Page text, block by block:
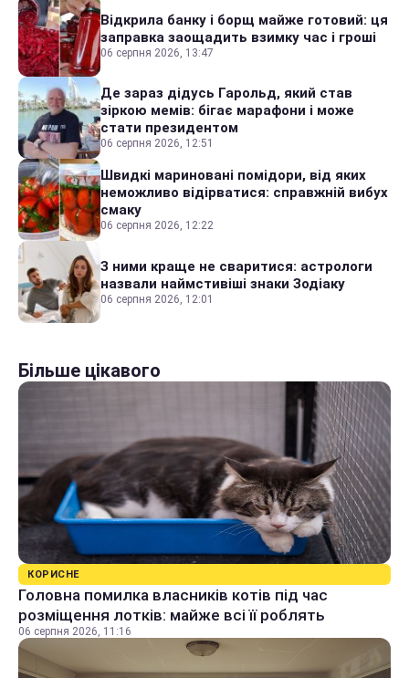
Відкрила банку і борщ майже готовий: ця
заправка заощадить взимку час і гроші
06 серпня 2026, 13:47
Де зараз дідусь Гарольд, який став
зіркою мемів: бігає марафони і може
стати президентом
06 серпня 2026, 12:51
Швидкі мариновані помідори, від яких
неможливо відірватися: справжній вибух
смаку
06 серпня 2026, 12:22
З ними краще не сваритися: астрологи
назвали наймстивіші знаки Зодіаку
06 серпня 2026, 12:01
Більше цікавого
КОРИСНЕ
Головна помилка власників котів під час
розміщення лотків: майже всі її роблять
06 серпня 2026, 11:16